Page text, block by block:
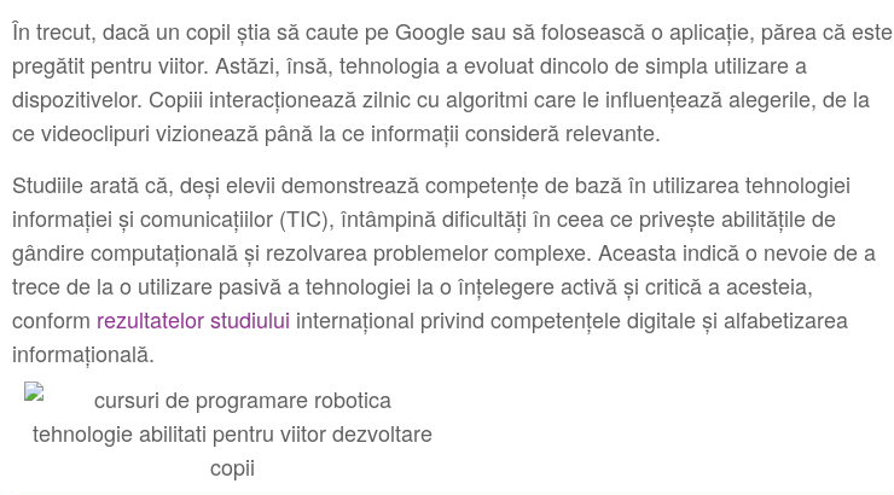
În trecut, dacă un copil știa să caute pe Google sau să folosească o aplicație, părea că este
pregătit pentru viitor. Astăzi, însă, tehnologia a evoluat dincolo de simpla utilizare a
dispozitivelor. Copiii interacționează zilnic cu algoritmi care le influențează alegerile, de la
ce videoclipuri vizionează până la ce informații consideră relevante.
Studiile arată că, deși elevii demonstrează competențe de bază în utilizarea tehnologiei
informației și comunicațiilor (TIC), întâmpină dificultăți în ceea ce privește abilitățile de
gândire computațională și rezolvarea problemelor complexe. Aceasta indică o nevoie de a
trece de la o utilizare pasivă a tehnologiei la o înțelegere activă și critică a acesteia,
conform rezultatelor studiului internațional privind competențele digitale și alfabetizarea
informațională.